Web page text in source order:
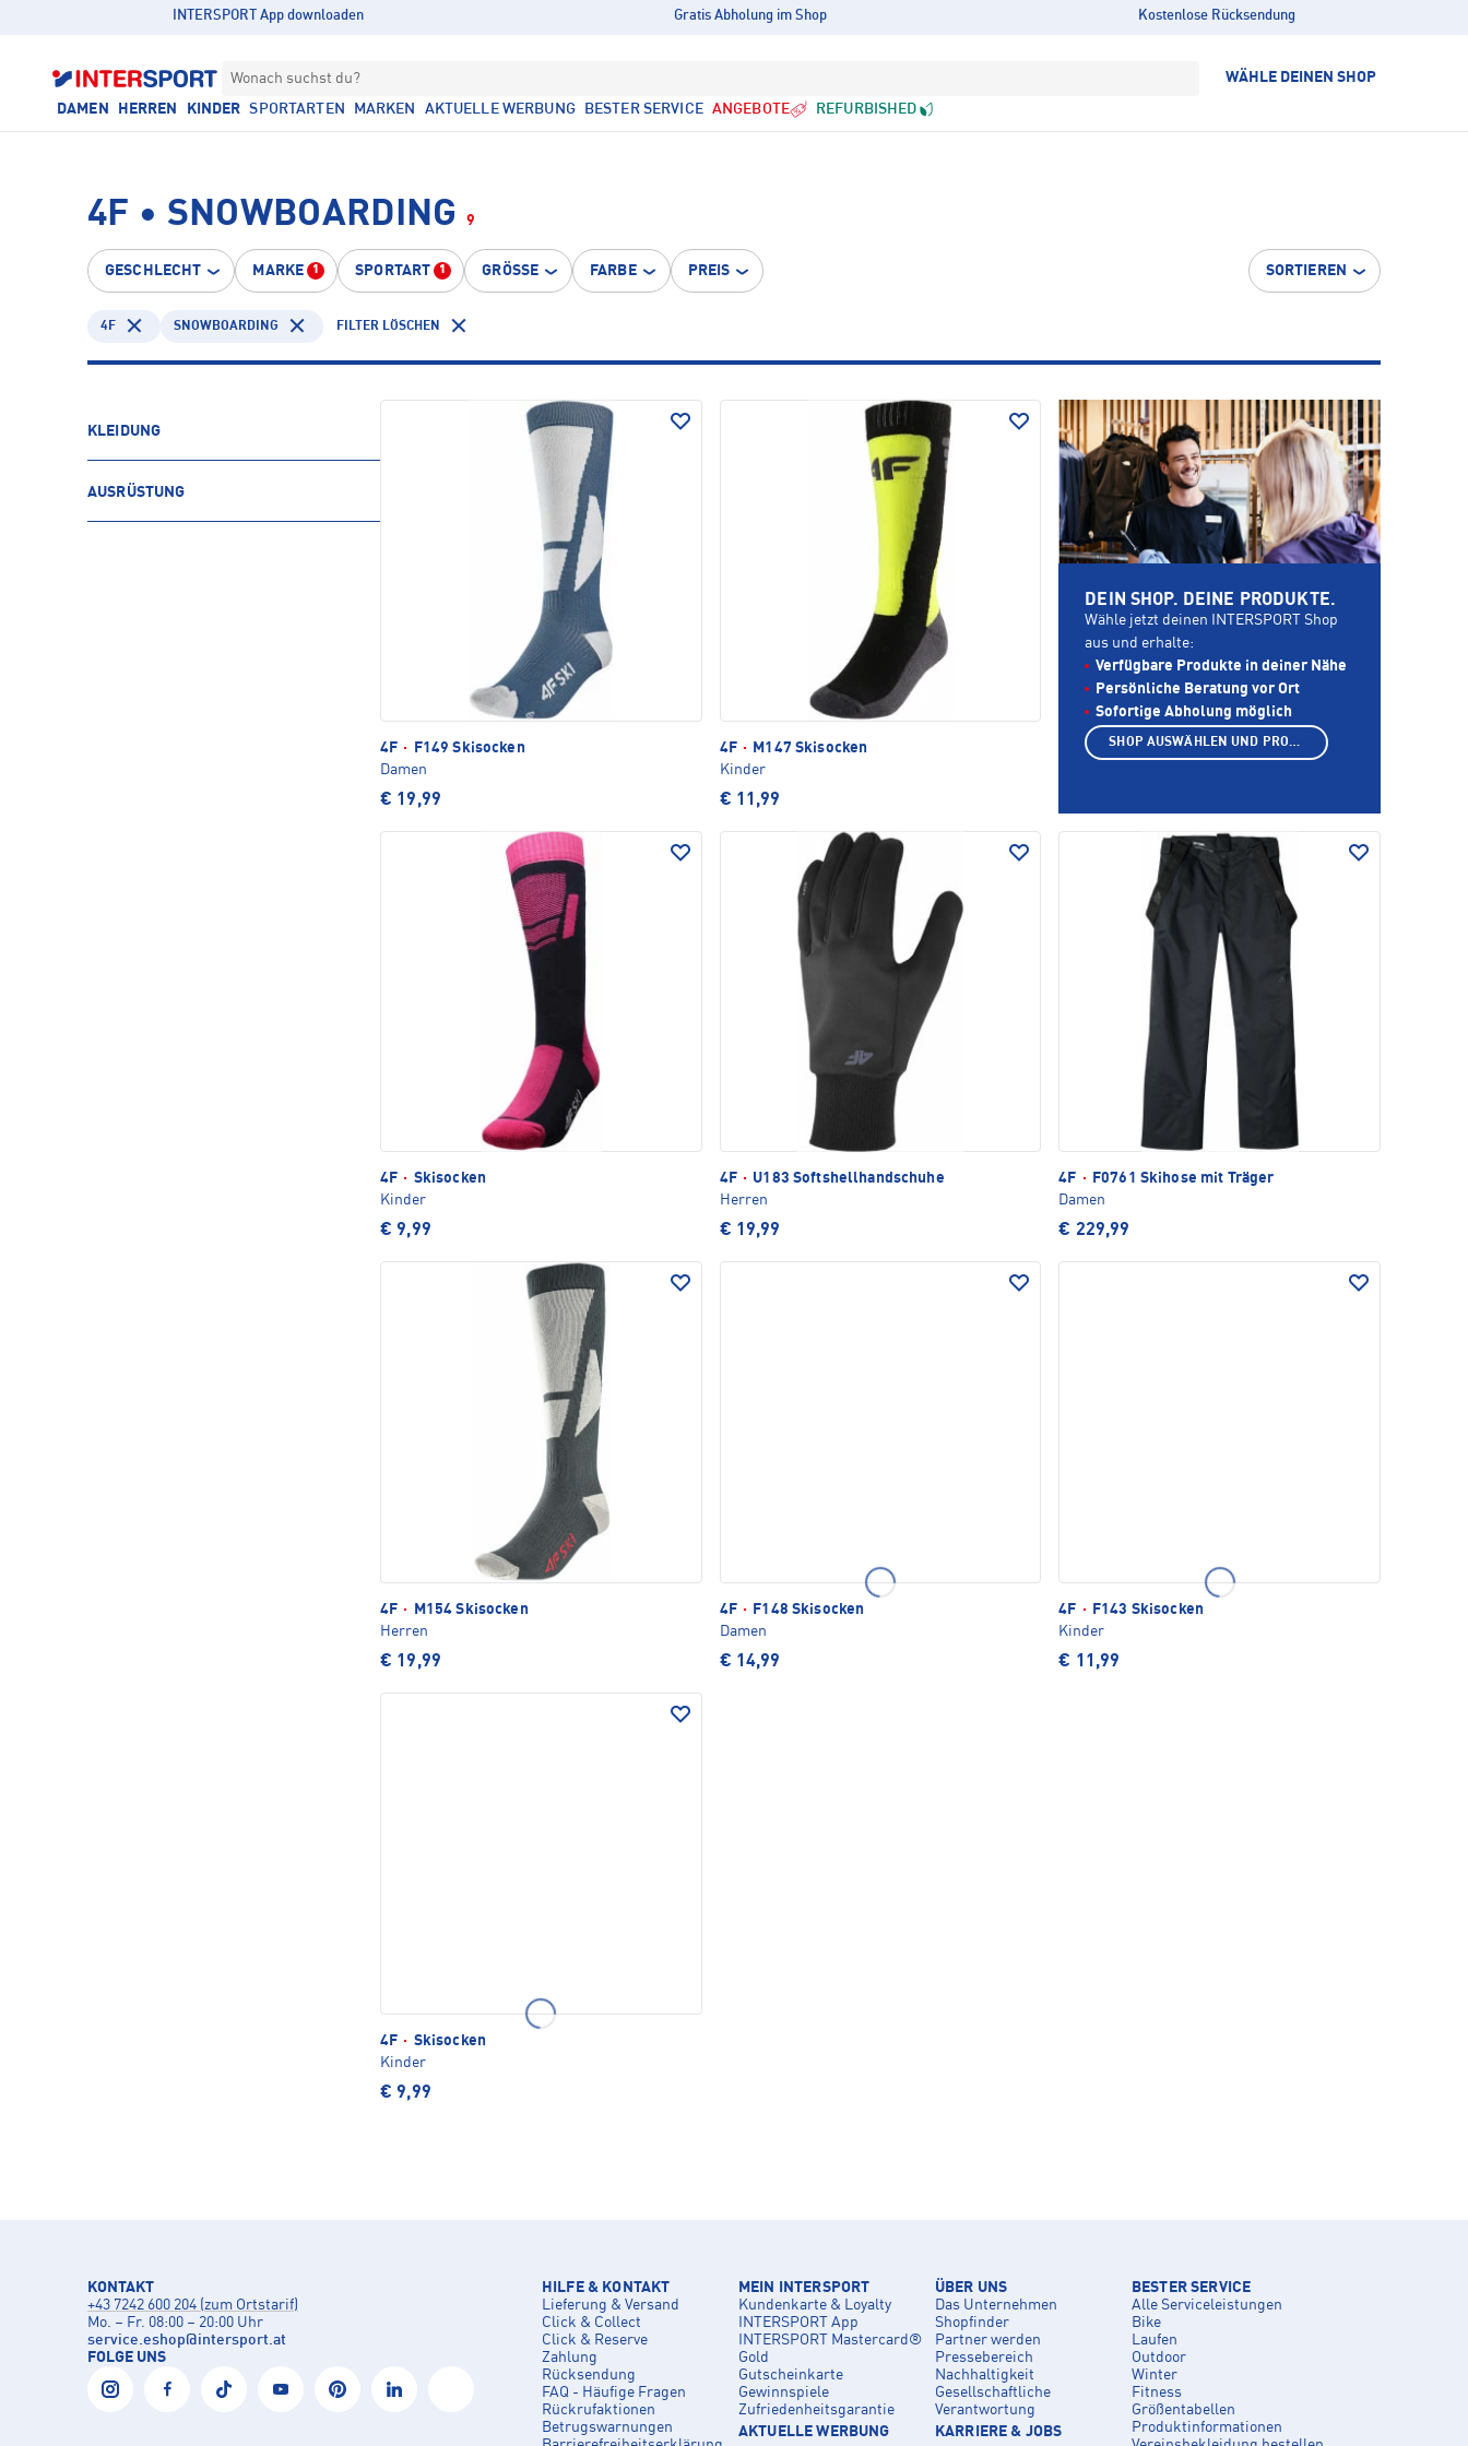
INTERSPORT App downloaden Gratis Abholung im Shop Kostenlose Rücksendung
Wonach suchst du? WÄHLE DEINEN SHOP
DAMEN HERREN KINDER SPORTARTEN MARKEN AKTUELLE WERBUNG BESTER SERVICE ANGEBOTE REFURBISHED
4F • SNOWBOARDING 9
GESCHLECHT MARKE 1 SPORTART 1 GRÖSSE FARBE PREIS SORTIEREN
4F SNOWBOARDING FILTER LÖSCHEN
KLEIDUNG
AUSRÜSTUNG
4F ·
F149 Skisocken
Damen
€ 19,99
4F ·
M147 Skisocken
Kinder
€ 11,99
4F · Skisocken
Kinder
€ 9,99
4F · U183 Softshellhandschuhe
Herren
€ 19,99
4F ·
F0761 Skihose mit Träger
Damen
€ 229,99
4F ·
M154 Skisocken
Herren
€ 19,99
4F ·
F148 Skisocken
Damen
€ 14,99
4F ·
F143 Skisocken
Kinder
€ 11,99
4F · Skisocken
Kinder
€ 9,99
DEIN SHOP. DEINE PRODUKTE.
Wähle jetzt deinen INTERSPORT Shop
aus und erhalte:
Verfügbare Produkte in deiner Nähe
Persönliche Beratung vor Ort
Sofortige Abholung möglich
SHOP AUSWÄHLEN UND PRODUKTE ANZEIGEN
KONTAKT
+43 7242 600 204 (zum Ortstarif)
Mo. – Fr. 08:00 – 20:00 Uhr
service.eshop@intersport.at
FOLGE UNS
HILFE & KONTAKT
Lieferung & Versand
Click & Collect
Click & Reserve
Zahlung
Rücksendung
FAQ - Häufige Fragen
Rückrufaktionen
Betrugswarnungen
MEIN INTERSPORT
Kundenkarte & Loyalty
INTERSPORT App
INTERSPORT Mastercard®
Gold
Gutscheinkarte
Gewinnspiele
Zufriedenheitsgarantie
AKTUELLE WERBUNG
ÜBER UNS
Das Unternehmen
Shopfinder
Partner werden
Pressebereich
Nachhaltigkeit
Gesellschaftliche
Verantwortung
KARRIERE & JOBS
BESTER SERVICE
Alle Serviceleistungen
Bike
Laufen
Outdoor
Winter
Fitness
Größentabellen
Produktinformationen